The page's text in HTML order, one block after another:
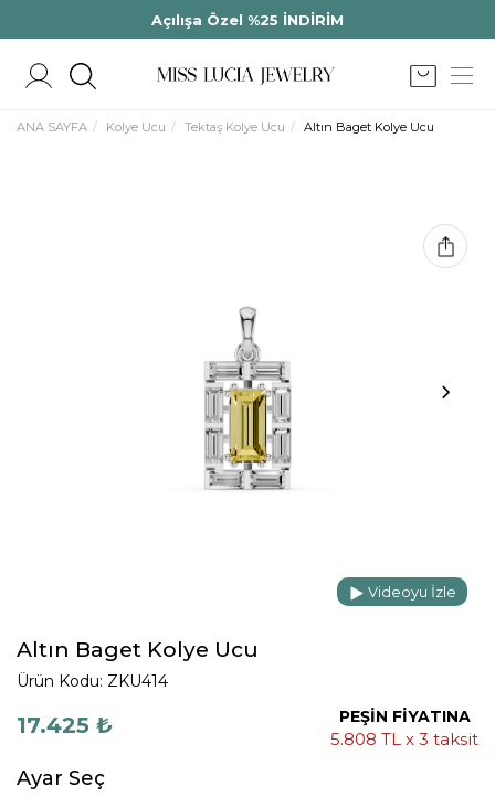
Açılışa Özel %25 İNDİRİM
ANA SAYFA Kolye Ucu Tektaş Kolye Ucu Altın Baget Kolye Ucu
Videoyu İzle
Altın Baget Kolye Ucu
Ürün Kodu: ZKU414
17.425 ₺ PEŞİN FİYATINA
5.808 TL x 3 taksit
Ayar Seç